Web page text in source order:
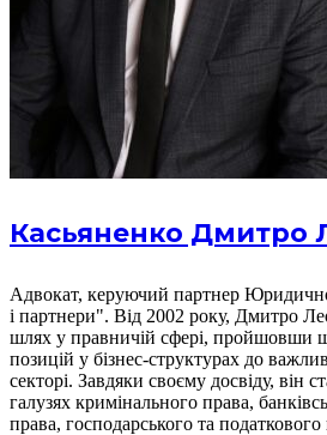
Касьяненко Дмитро
Адвокат, керуючий партнер
і партнери". Від 2002 року, Дмитро
шлях у правничій сфері, пройшовши
позицій у бізнес-структурах до
секторі. Завдяки своєму досвіду, він
галузях кримінального права,
права, господарського та податкового